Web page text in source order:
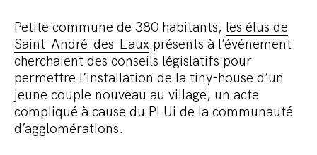
Petite commune de 380 habitants, les élus de
Saint-André-des-Eaux présents à l’événement
cherchaient des conseils législatifs pour
permettre l’installation de la tiny-house d’un
jeune couple nouveau au village, un acte
compliqué à cause du PLUi de la communauté
d’agglomérations.